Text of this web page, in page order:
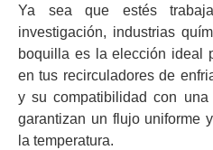
Ya sea que estés
investigación, industrias
boquilla es la elección ideal
en tus recirculadores de
y su compatibilidad con
garantizan un flujo uniforme
la temperatura.